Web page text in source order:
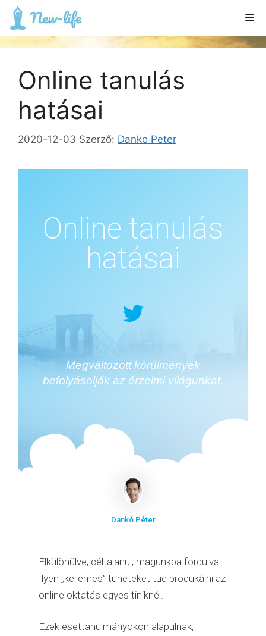
Online tanulás
hatásai
2020-12-03 Szerző: Danko Peter
Online tanulás
hatásai
Megváltozott körülmények
befolyásolják az érzelmi világunkat.
Dankó Péter
Elkülönülve, céltalanul, magunkba fordulva.
Ilyen „kellemes” tüneteket tud produkálni az
online oktatás egyes tiniknél.
Ezek esettanulmányokon alapulnak,